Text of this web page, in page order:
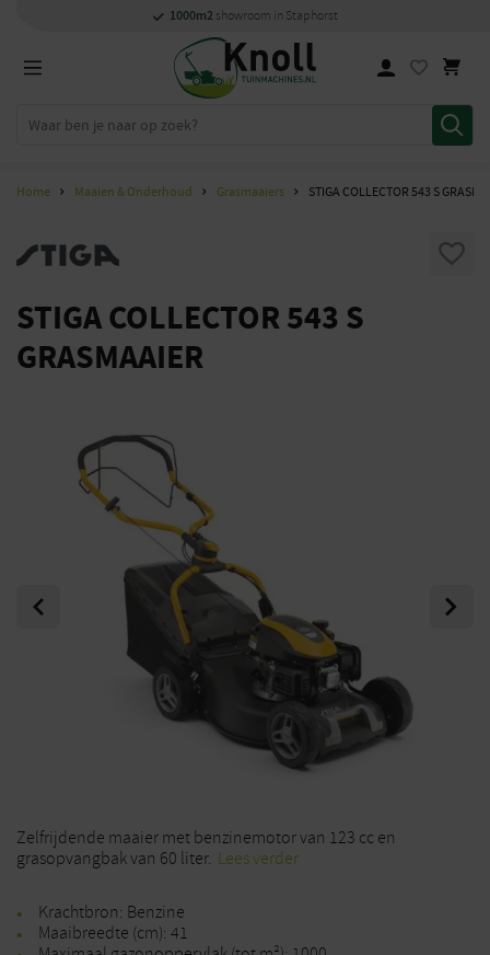
Specialistenmet kennis van zaken
1000m2showroom in Staphorst
Persoonlijkensnel contact
Home Maaien & Onderhoud Grasmaaiers STIGA COLLECTOR 543 S
STIGA COLLECTOR 543 S
GRASMAAIER
Previous Next
Zelfrijdende maaier met benzinemotor van 123 cc en
grasopvangbak van 60 liter. Lees verder
Krachtbron: Benzine
Maaibreedte (cm): 41